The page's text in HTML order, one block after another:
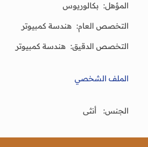
المؤهل: بكالوريوس
التخصص العام: هندسة كمبيوتر
التخصص الدقيق: هندسة كمبيوتر
الملف الشخصي
الجنس: أنثى